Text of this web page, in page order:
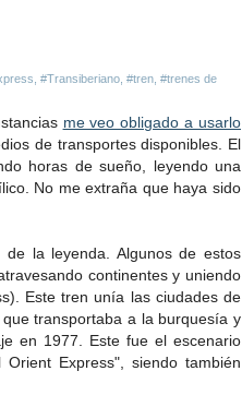
#Transiberiano #tren #trenes de
me veo obligado a usarlo
de transportes disponibles. El
horas de sueño, leyendo una
No me extraña que haya sido
la leyenda. Algunos de estos
continentes y uniendo
Este tren unía las ciudades de
transportaba a la burquesía y
en 1977. Este fue el escenario
Express", siendo también